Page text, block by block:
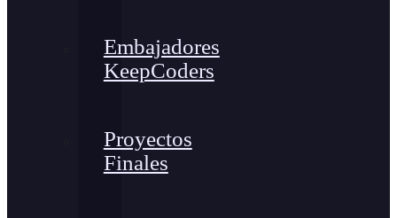
Embajadores
KeepCoders
Proyectos
Finales